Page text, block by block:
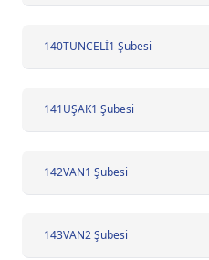
140TUNCELİ1 Şubesi
141UŞAK1 Şubesi
142VAN1 Şubesi
143VAN2 Şubesi